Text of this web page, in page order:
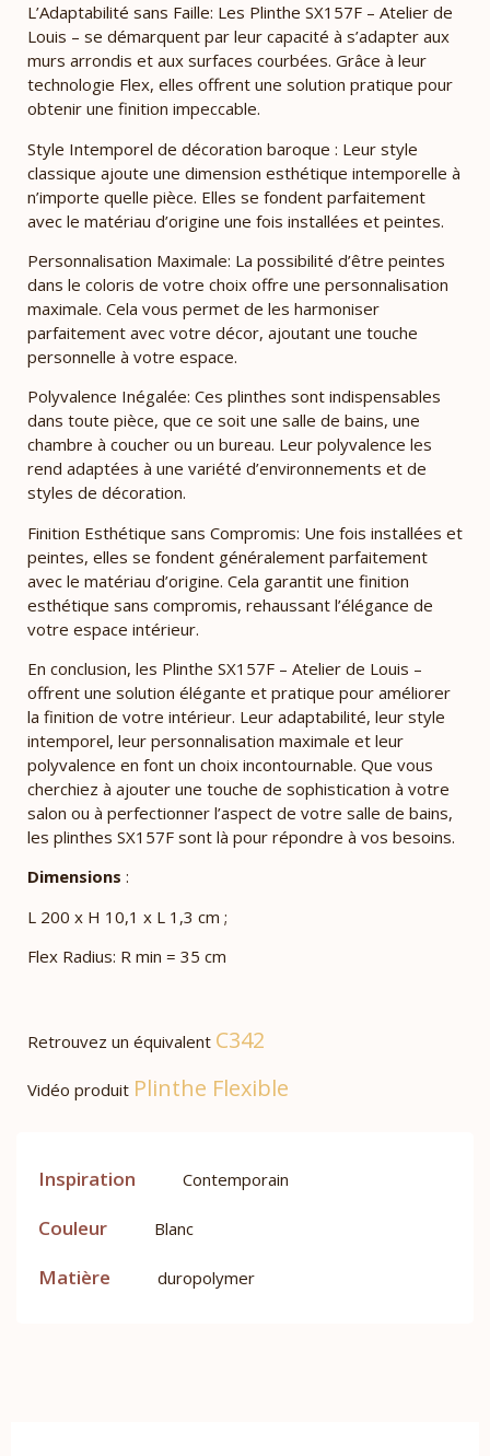
L’Adaptabilité sans Faille: Les Plinthe SX157F – Atelier de
Louis – se démarquent par leur capacité à s’adapter aux
murs arrondis et aux surfaces courbées. Grâce à leur
technologie Flex, elles offrent une solution pratique pour
obtenir une finition impeccable.
Style Intemporel de décoration baroque : Leur style
classique ajoute une dimension esthétique intemporelle à
n’importe quelle pièce. Elles se fondent parfaitement
avec le matériau d’origine une fois installées et peintes.
Personnalisation Maximale: La possibilité d’être peintes
dans le coloris de votre choix offre une personnalisation
maximale. Cela vous permet de les harmoniser
parfaitement avec votre décor, ajoutant une touche
personnelle à votre espace.
Polyvalence Inégalée: Ces plinthes sont indispensables
dans toute pièce, que ce soit une salle de bains, une
chambre à coucher ou un bureau. Leur polyvalence les
rend adaptées à une variété d’environnements et de
styles de décoration.
Finition Esthétique sans Compromis: Une fois installées et
peintes, elles se fondent généralement parfaitement
avec le matériau d’origine. Cela garantit une finition
esthétique sans compromis, rehaussant l’élégance de
votre espace intérieur.
En conclusion, les Plinthe SX157F – Atelier de Louis –
offrent une solution élégante et pratique pour améliorer
la finition de votre intérieur. Leur adaptabilité, leur style
intemporel, leur personnalisation maximale et leur
polyvalence en font un choix incontournable. Que vous
cherchiez à ajouter une touche de sophistication à votre
salon ou à perfectionner l’aspect de votre salle de bains,
les plinthes SX157F sont là pour répondre à vos besoins.
Dimensions :
L 200 x H 10,1 x L 1,3 cm ;
Flex Radius: R min = 35 cm
Retrouvez un équivalent C342
Vidéo produit Plinthe Flexible
Inspiration Contemporain
Couleur Blanc
Matière duropolymer